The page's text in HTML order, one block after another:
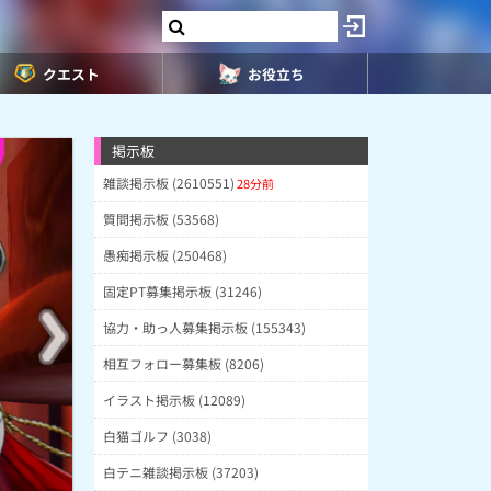
クエスト お役立ち
掲示板
雑談掲示板 (2610551)28分前
質問掲示板 (53568)
愚痴掲示板 (250468)
固定PT募集掲示板 (31246)
協力・助っ人募集掲示板 (155343)
相互フォロー募集板 (8206)
イラスト掲示板 (12089)
白猫ゴルフ (3038)
白テニ雑談掲示板 (37203)